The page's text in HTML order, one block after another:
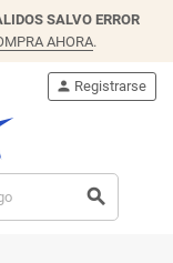
SALVO ERROR
AHORA.
person Registrarse
search